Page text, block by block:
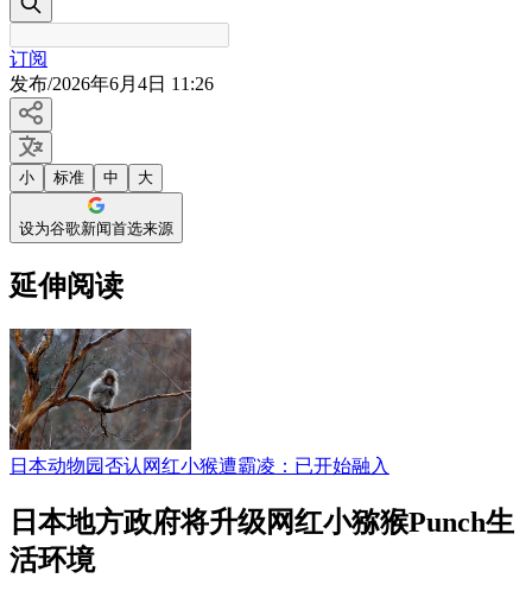
订阅
发布/2026年6月4日 11:26
小 标准 中 大
设为谷歌新闻首选来源
延伸阅读
日本动物园否认网红小猴遭霸凌：已开始融入
日本地方政府将升级网红小猕猴Punch生
活环境